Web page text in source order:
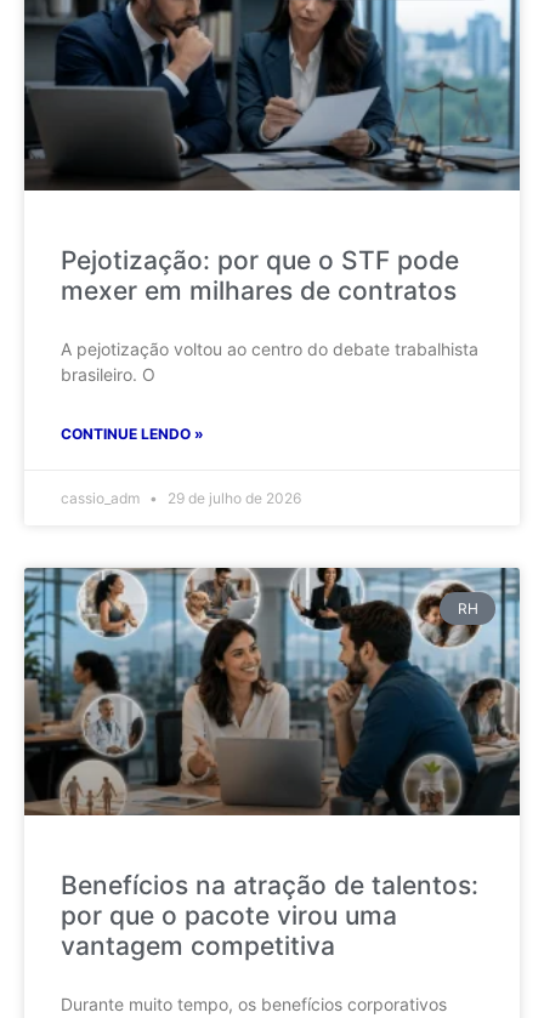
Pejotização: por que o STF pode
mexer em milhares de contratos
A pejotização voltou ao centro do debate trabalhista
brasileiro. O
CONTINUE LENDO »
cassio_adm 29 de julho de 2026
RH
Benefícios na atração de talentos:
por que o pacote virou uma
vantagem competitiva
Durante muito tempo, os benefícios corporativos